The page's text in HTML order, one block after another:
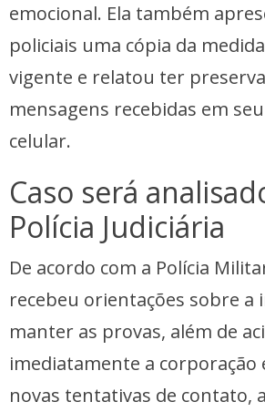
emocional. Ela também
policiais uma cópia da
vigente e relatou ter
mensagens recebidas em
celular.
Caso será
Polícia Judiciária
De acordo com a Polícia
recebeu orientações sobre a
manter as provas, além de
imediatamente a corporação
novas tentativas de contato,